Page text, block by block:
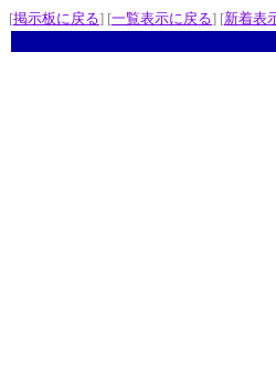
[掲示板に戻る] [一覧表示に戻る] [新着表